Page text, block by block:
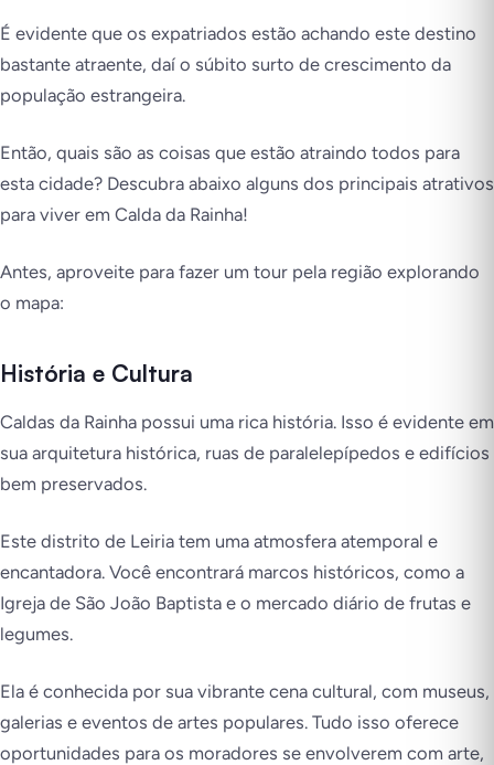
É evidente que os expatriados estão achando este destino
bastante atraente, daí o súbito surto de crescimento da
população estrangeira.
Então, quais são as coisas que estão atraindo todos para
esta cidade? Descubra abaixo alguns dos principais atrativos
para viver em Calda da Rainha!
Antes, aproveite para fazer um tour pela região explorando
o mapa:
História e Cultura
Caldas da Rainha possui uma rica história. Isso é evidente em
sua arquitetura histórica, ruas de paralelepípedos e edifícios
bem preservados.
Este distrito de Leiria tem uma atmosfera atemporal e
encantadora. Você encontrará marcos históricos, como a
Igreja de São João Baptista e o mercado diário de frutas e
legumes.
Ela é conhecida por sua vibrante cena cultural, com museus,
galerias e eventos de artes populares. Tudo isso oferece
oportunidades para os moradores se envolverem com arte,